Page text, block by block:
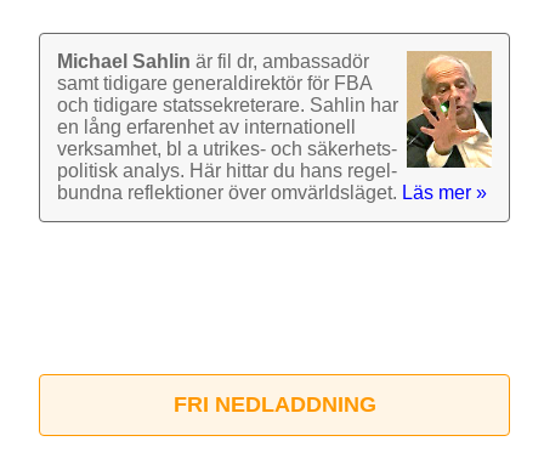
Michael Sahlin är fil dr, ambassadör
samt tidigare general­direktör för FBA
och tidigare stats­sekre­terare. Sahlin har
en lång erfarenhet av inter­nationell
verk­samhet, bl a utrikes- och säkerhets­
politisk analys. Här hittar du hans regel­
bundna reflek­tioner över omvärlds­läget. Läs mer »
FRI NEDLADDNING